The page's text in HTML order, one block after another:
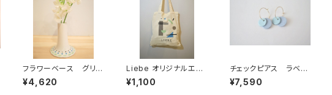
フラワーベース グリー
ン
¥4,620
Liebe オリジナルエコ
バッグ
¥1,100
チェックピアス ラベン
ダー+ブルー
¥7,590